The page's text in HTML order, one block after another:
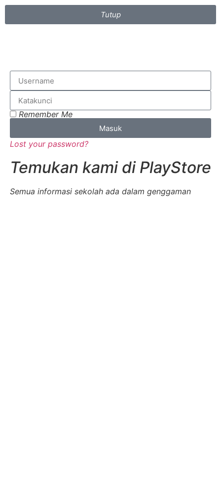
Tutup
Remember Me
Masuk
Lost your password?
Temukan kami di PlayStore
Semua informasi sekolah ada dalam genggaman